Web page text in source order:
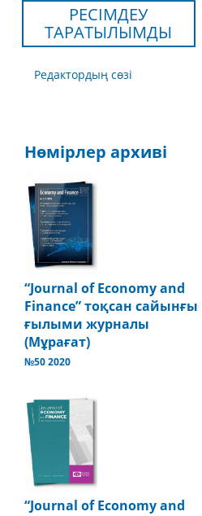
РЕСІМДЕУ
ТАРАТЫЛЫМДЫ
Редактордың сөзі
Нөмірлер архиві
“Journal of Economy and
Finance” тоқсан сайынғы
ғылыми журналы
(Мұрағат)
№50 2020
“Journal of Economy and